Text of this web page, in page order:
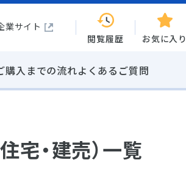
業サイト
閲覧履歴
お気に入り
購入までの流れよくあるご質問
・建売）一覧